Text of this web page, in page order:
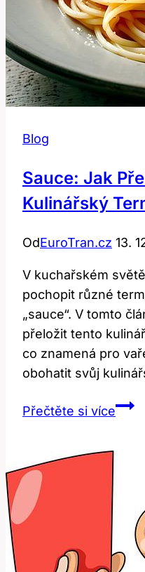
Blog
Sauce: Jak
Kulinářský
OdEuroTran.cz 13.
V kuchařském
pochopit různé
„sauce“. V tomto
přeložit tento
co znamená pro
obohatit svůj
Přečtěte si více